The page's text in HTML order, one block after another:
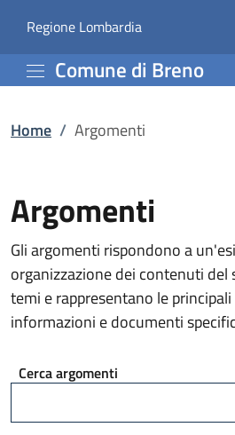
Argomenti |
Regione Lombardia(apre in un'altra
Comune di Breno
Home / Argomenti
Argomenti
Gli argomenti rispondono a
organizzazione dei contenuti
temi e rappresentano le
informazioni e documenti
Cerca argomenti